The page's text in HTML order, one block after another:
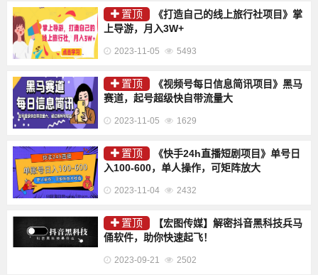
置顶
《打造自己的线上旅行社项目》掌
上导游，月入3W+
2023-11-05 5493
置顶
《视频号每日信息简讯项目》黑马
赛道，起号超级快自带流量大
2023-11-05 1629
置顶
《快手24h直播短剧项目》单号日
入100-600，单人操作，可矩阵放大
2023-11-04 2432
置顶
【宏图传媒】解密抖音黑科技兵马
俑软件，助你快速起飞！
2023-09-21 2502